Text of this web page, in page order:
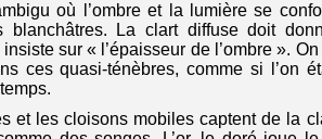
où l’ombre et la lumière se
blanchâtres. La clart diffuse doit
insiste sur « l’épaisseur de l’ombre ».
ces quasi-ténèbres, comme si l’on
et les cloisons mobiles captent de la